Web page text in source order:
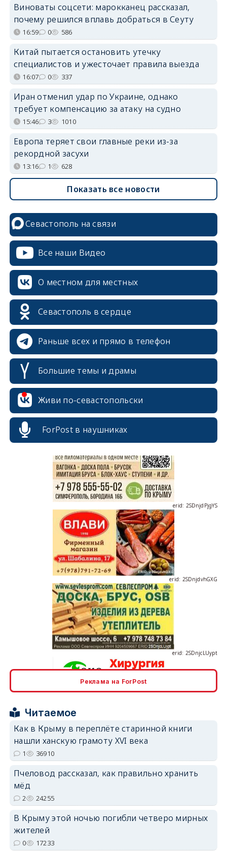
Виноваты соцсети: марокканец рассказал,
почему решился вплавь добраться в Сеуту
16:59 0 586
Китай пытается остановить утечку
специалистов и ужесточает правила выезда
16:07 0 337
Иран отменил удар по Украине, однако
требует компенсацию за атаку на судно
15:46 3 1010
Европа теряет свои главные реки из-за
рекордной засухи
13:16 1 628
Показать все новости
Севастополь на связи
Все наши Видео
О местном для местных
Севастополь в сердце
Раньше всех и прямо в телефон
Большие темы и драмы
Живи по-севастопольски
ForPost в наушниках
erid: 2SDnjdPjgYS
erid: 2SDnjdvhGXG
erid: 2SDnjcrDNw6
Реклама на ForPost
Читаемое
Как в Крыму в переплёте старинной книги
нашли ханскую грамоту XVI века
1 36910
Пчеловод рассказал, как правильно хранить
мёд
2 24255
В Крыму этой ночью погибли четверо мирных
жителей
0 17233